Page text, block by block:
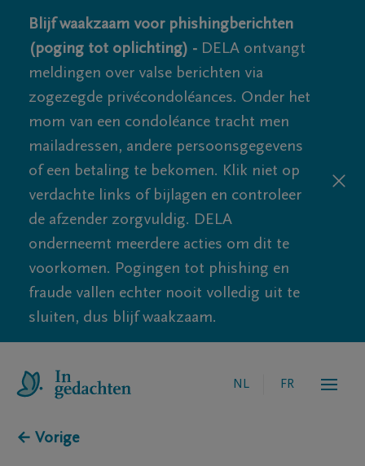
Blijf waakzaam voor phishingberichten
(poging tot oplichting) - DELA ontvangt
meldingen over valse berichten via
zogezegde privécondoléances. Onder het
mom van een condoléance tracht men
mailadressen, andere persoonsgegevens
of een betaling te bekomen. Klik niet op
verdachte links of bijlagen en controleer
de afzender zorgvuldig. DELA
onderneemt meerdere acties om dit te
voorkomen. Pogingen tot phishing en
fraude vallen echter nooit volledig uit te
sluiten, dus blijf waakzaam.
NL FR
← Vorige